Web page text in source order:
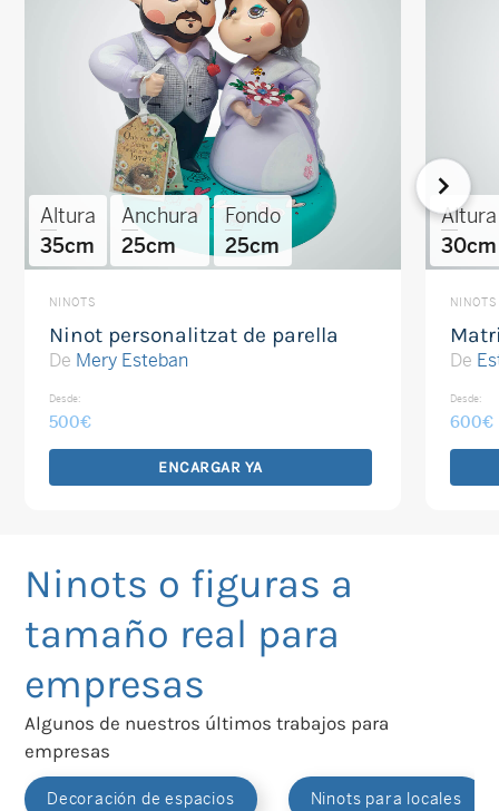
Altura
35cm
Anchura
25cm
Fondo
25cm
NINOTS
Ninot personalitzat de parella
De Mery Esteban
Desde:
500€
ENCARGAR YA
Altura
30cm
NINOTS
De
Desde:
600€
Ninots o figuras a
tamaño real para
empresas
Algunos de nuestros últimos trabajos para
empresas
Decoración de espacios Ninots para locales